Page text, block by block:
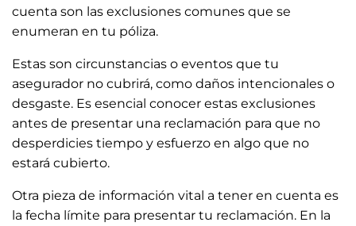
cuenta son las exclusiones comunes que se
enumeran en tu póliza.
Estas son circunstancias o eventos que tu
asegurador no cubrirá, como daños intencionales o
desgaste. Es esencial conocer estas exclusiones
antes de presentar una reclamación para que no
desperdicies tiempo y esfuerzo en algo que no
estará cubierto.
Otra pieza de información vital a tener en cuenta es
la fecha límite para presentar tu reclamación. En la